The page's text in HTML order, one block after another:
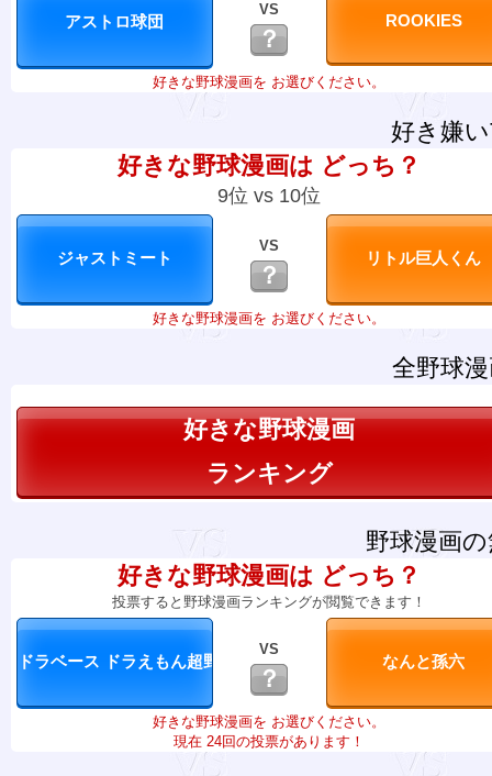
VS
？
好きな野球漫画を お選びください。
好き嫌
好きな野球漫画は どっち？
9位 vs 10位
VS
？
好きな野球漫画を お選びください。
全野球
好きな野球漫画
ランキング
野球漫画
好きな野球漫画は どっち？
投票すると野球漫画ランキングが閲覧できます！
VS
？
好きな野球漫画を お選びください。
現在 24回の投票があります！